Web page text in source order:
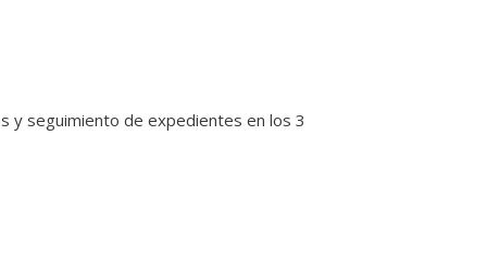
y seguimiento de expedientes en los 3